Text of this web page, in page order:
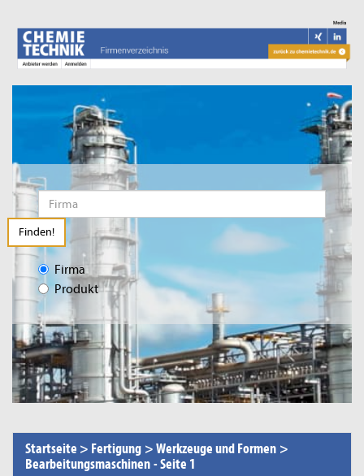
Finden!
Firma
Produkt
Startseite > Fertigung >Werkzeuge und Formen >
Bearbeitungsmaschinen-Seite 1